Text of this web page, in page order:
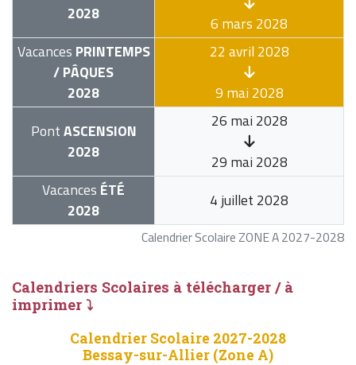
Calendrier Scolaire ZONE A 2027-2028
2028
6 mars 2028
Vacances PRINTEMPS
/ PÂQUES
2028
22 avril 2028
9 mai 2028
PontASCENSION
2028
26 mai 2028
29 mai 2028
Vacances ÉTÉ
2028
4 juillet 2028
Calendriers Scolaires à télécharger / à
imprimer ⤵
Calendrier Scolaire 2027-2028
Bessay-sur-Allier (Zone A)